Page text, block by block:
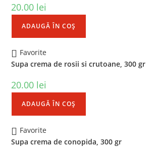
20.00 lei
ADAUGĂ ÎN COȘ
Favorite
Supa crema de rosii si crutoane, 300 gr
20.00 lei
ADAUGĂ ÎN COȘ
Favorite
Supa crema de conopida, 300 gr